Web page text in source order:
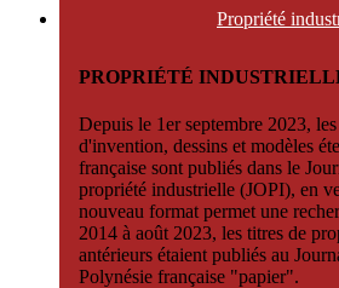
Propriété
PROPRIÉTÉ
Depuis le 1er septembre 2023,
d'invention, dessins et modèles
française sont publiés dans le
propriété industrielle (JOPI), en
nouveau format permet une
2014 à août 2023, les titres de
antérieurs étaient publiés au
Polynésie française "papier".